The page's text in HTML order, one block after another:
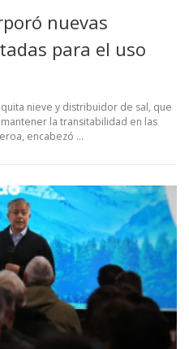
nuevas
para el uso
nieve y distribuidor de sal, que
la transitabilidad en las
encabezó …